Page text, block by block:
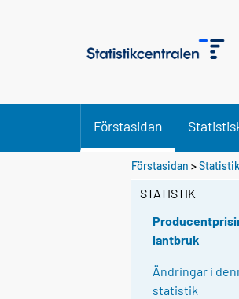
Förstasidan
Förstasidan >Statistik
STATISTIK
lantbruk
Ändringar i
statistik